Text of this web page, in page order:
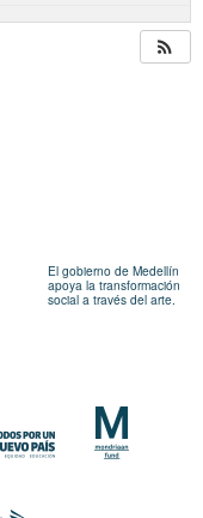
El gobierno de Medellín
apoya la transformación
social a través del arte.